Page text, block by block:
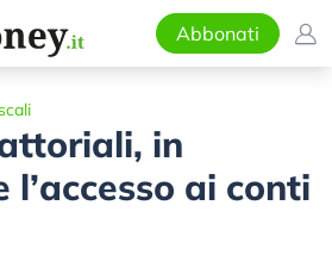
Abbonati
in
l’accesso ai conti